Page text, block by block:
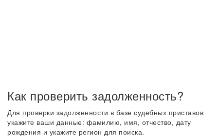
Как проверить задолженность?
Для проверки задолженности в базе судебных приставов
укажите ваши данные: фамилию, имя, отчество, дату
рождения и укажите регион для поиска.